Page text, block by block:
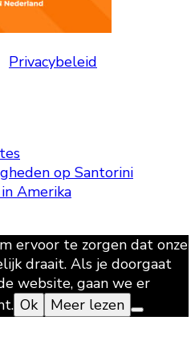
Privacybeleid
op Santorini
Amerika
ervoor te zorgen dat onze
draait. Als je doorgaat
website, gaan we er
Ok Meer lezen